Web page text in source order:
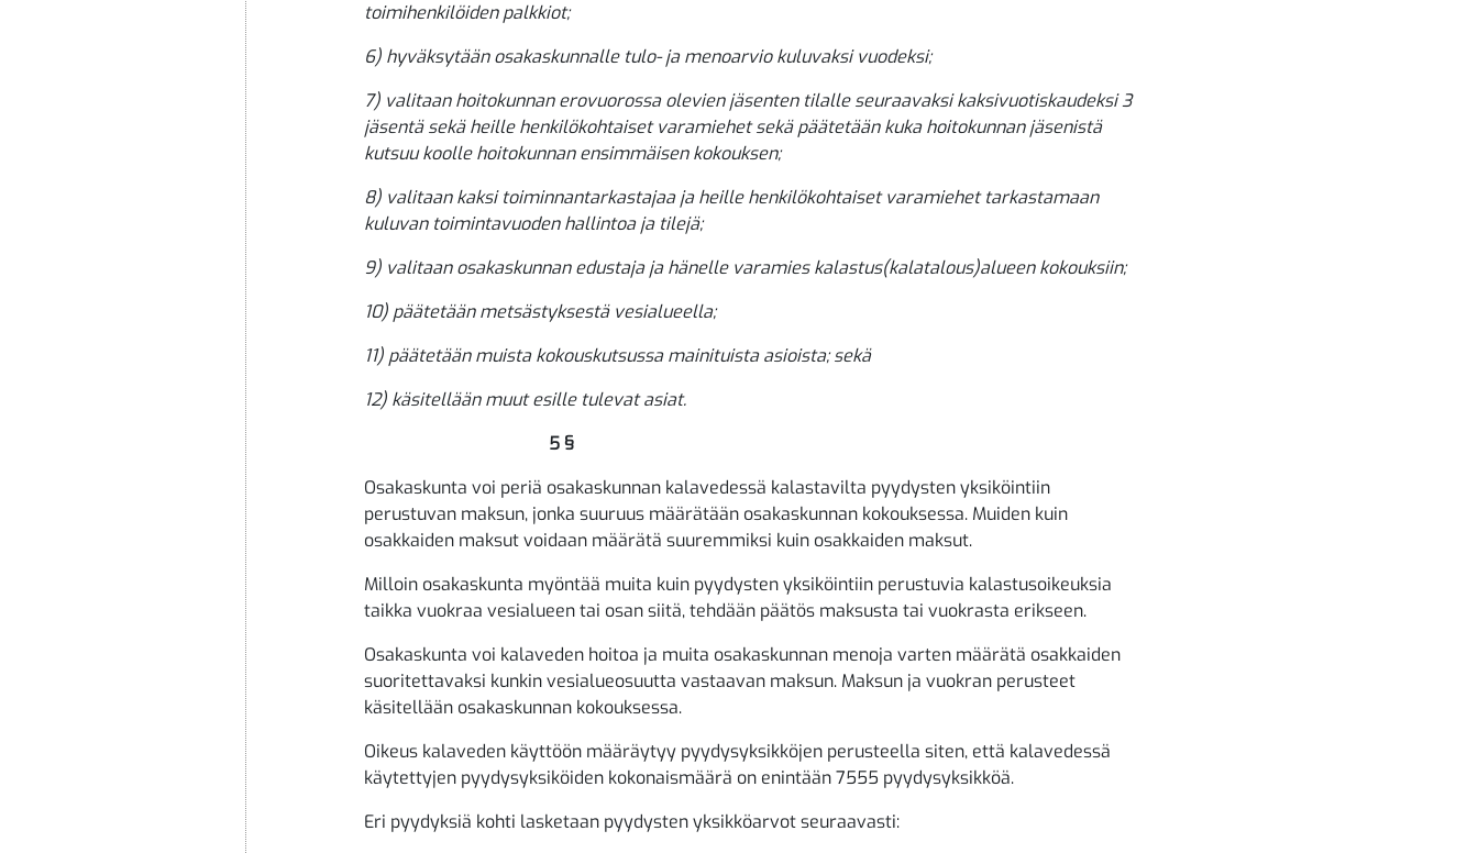
toimihenkilöiden palkkiot;
6) hyväksytään osakaskunnalle tulo- ja menoarvio kuluvaksi vuodeksi;
7) valitaan hoitokunnan erovuorossa olevien jäsenten tilalle seuraavaksi kaksivuotiskaudeksi 3
jäsentä sekä heille henkilökohtaiset varamiehet sekä päätetään kuka hoitokunnan jäsenistä
kutsuu koolle hoitokunnan ensimmäisen kokouksen;
8) valitaan kaksi toiminnantarkastajaa ja heille henkilökohtaiset varamiehet tarkastamaan
kuluvan toimintavuoden hallintoa ja tilejä;
9) valitaan osakaskunnan edustaja ja hänelle varamies kalastus(kalatalous)alueen kokouksiin;
10) päätetään metsästyksestä vesialueella;
11) päätetään muista kokouskutsussa mainituista asioista; sekä
12) käsitellään muut esille tulevat asiat.
5 §
Osakaskunta voi periä osakaskunnan kalavedessä kalastavilta pyydysten yksiköintiin
perustuvan maksun, jonka suuruus määrätään osakaskunnan kokouksessa. Muiden kuin
osakkaiden maksut voidaan määrätä suuremmiksi kuin osakkaiden maksut.
Milloin osakaskunta myöntää muita kuin pyydysten yksiköintiin perustuvia kalastusoikeuksia
taikka vuokraa vesialueen tai osan siitä, tehdään päätös maksusta tai vuokrasta erikseen.
Osakaskunta voi kalaveden hoitoa ja muita osakaskunnan menoja varten määrätä osakkaiden
suoritettavaksi kunkin vesialueosuutta vastaavan maksun. Maksun ja vuokran perusteet
käsitellään osakaskunnan kokouksessa.
Oikeus kalaveden käyttöön määräytyy pyydysyksikköjen perusteella siten, että kalavedessä
käytettyjen pyydysyksiköiden kokonaismäärä on enintään 7555 pyydysyksikköä.
Eri pyydyksiä kohti lasketaan pyydysten yksikköarvot seuraavasti: